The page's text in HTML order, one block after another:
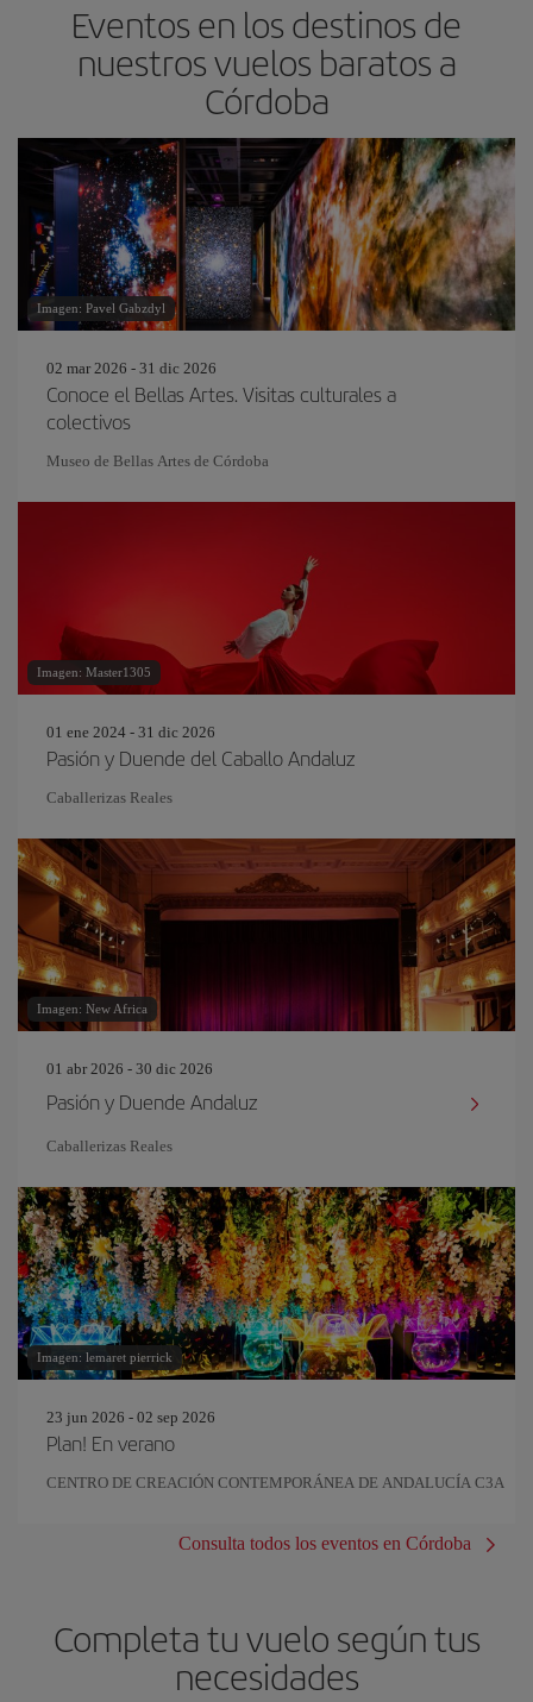
Eventos en los destinos de
nuestros vuelos baratos a
Córdoba
Imagen: Pavel Gabzdyl
02 mar 2026 - 31 dic 2026
Conoce el Bellas Artes. Visitas culturales a
colectivos
Museo de Bellas Artes de Córdoba
Imagen: Master1305
01 ene 2024 - 31 dic 2026
Pasión y Duende del Caballo Andaluz
Caballerizas Reales
Imagen: New Africa
01 abr 2026 - 30 dic 2026
Pasión y Duende Andaluz
Caballerizas Reales
Imagen: lemaret pierrick
23 jun 2026 - 02 sep 2026
Plan! En verano
CENTRO DE CREACIÓN CONTEMPORÁNEA DE ANDALUCÍA C3A
Consulta todos los eventos en Córdoba
Completa tu vuelo según tus
necesidades